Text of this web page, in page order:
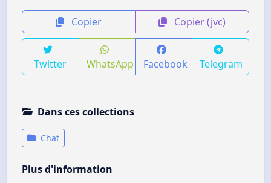
Copier Copier (jvc)
Twitter WhatsApp Facebook Telegram
Dans ces collections
Chat
Plus d'information